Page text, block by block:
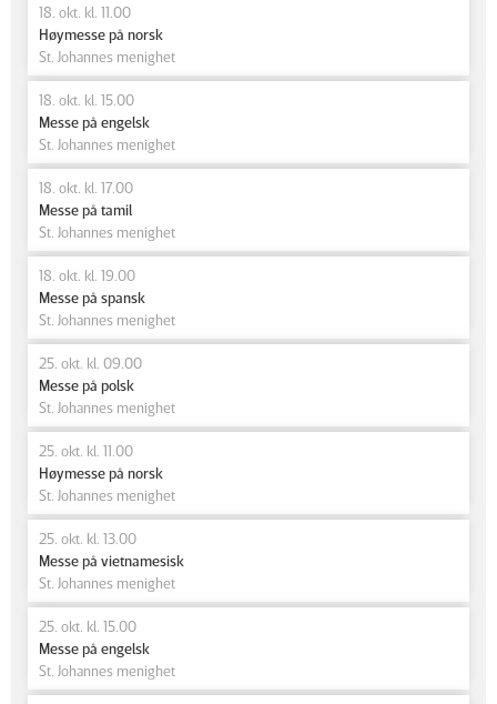
18. okt. kl. 11.00
Høymesse på norsk
St. Johannes menighet
18. okt. kl. 15.00
Messe på engelsk
St. Johannes menighet
18. okt. kl. 17.00
Messe på tamil
St. Johannes menighet
18. okt. kl. 19.00
Messe på spansk
St. Johannes menighet
25. okt. kl. 09.00
Messe på polsk
St. Johannes menighet
25. okt. kl. 11.00
Høymesse på norsk
St. Johannes menighet
25. okt. kl. 13.00
Messe på vietnamesisk
St. Johannes menighet
25. okt. kl. 15.00
Messe på engelsk
St. Johannes menighet